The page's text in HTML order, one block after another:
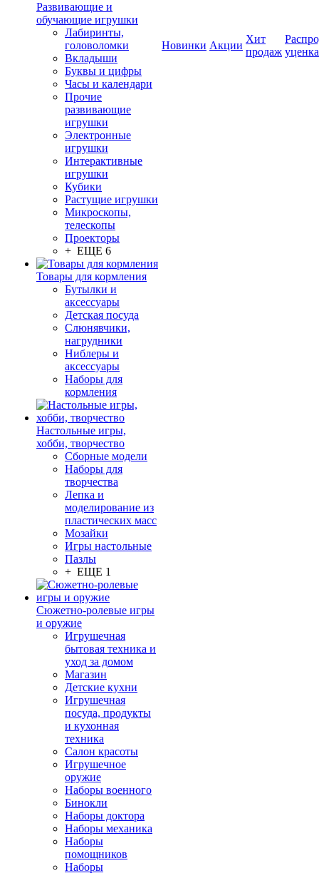
Развивающие и
обучающие игрушки
Лабиринты,
головоломки
Вкладыши
Буквы и цифры
Часы и календари
Прочие
развивающие
игрушки
Электронные
игрушки
Интерактивные
игрушки
Кубики
Растущие игрушки
Микроскопы,
телескопы
Проекторы
+ ЕЩЕ 6
Товары для кормления
Бутылки и
аксессуары
Детская посуда
Слюнявчики,
нагрудники
Ниблеры и
аксессуары
Наборы для
кормления
Настольные игры,
хобби, творчество
Сборные модели
Наборы для
творчества
Лепка и
моделирование из
пластических масс
Мозайки
Игры настольные
Пазлы
+ ЕЩЕ 1
Сюжетно-ролевые игры
и оружие
Игрушечная
бытовая техника и
уход за домом
Магазин
Детские кухни
Игрушечная
посуда, продукты
и кухонная
техника
Салон красоты
Игрушечное
оружие
Наборы военного
Бинокли
Наборы доктора
Наборы механика
Наборы
помощников
Наборы
Новинки Акции
Хит
продаж уценка